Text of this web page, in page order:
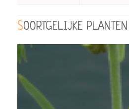
SOORTGELIJKE PLANTEN